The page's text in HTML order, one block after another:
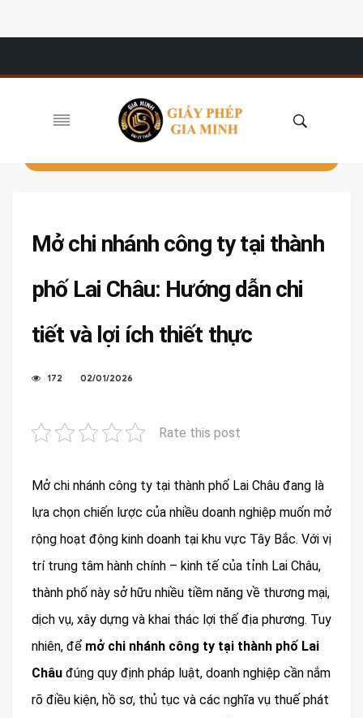
Mở chi nhánh công ty tại thành
phố Lai Châu: Hướng dẫn chi
tiết và lợi ích thiết thực
172 02/01/2026
Rate this post
Mở chi nhánh công ty tại thành phố Lai Châu đang là
lựa chọn chiến lược của nhiều doanh nghiệp muốn mở
rộng hoạt động kinh doanh tại khu vực Tây Bắc. Với vị
trí trung tâm hành chính – kinh tế của tỉnh Lai Châu,
thành phố này sở hữu nhiều tiềm năng về thương mại,
dịch vụ, xây dựng và khai thác lợi thế địa phương. Tuy
nhiên, để mở chi nhánh công ty tại thành phố Lai
Châu đúng quy định pháp luật, doanh nghiệp cần nắm
rõ điều kiện, hồ sơ, thủ tục và các nghĩa vụ thuế phát